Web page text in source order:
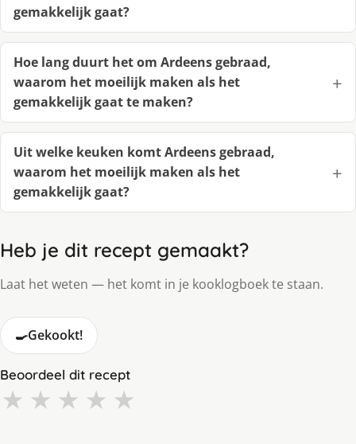
gemakkelijk gaat?
Hoe lang duurt het om Ardeens gebraad,
waarom het moeilijk maken als het
gemakkelijk gaat te maken?
Uit welke keuken komt Ardeens gebraad,
waarom het moeilijk maken als het
gemakkelijk gaat?
Heb je dit recept gemaakt?
Laat het weten — het komt in je kooklogboek te staan.
🍳Gekookt!
Beoordeel dit recept
★ ★ ★ ★ ★